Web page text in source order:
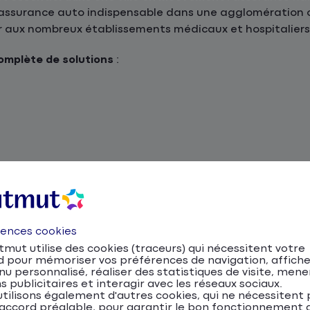
auto indispensable dans une
nombreux établissements médicaux et
de solutions :
, plus de
personnalisé !
moto, scooter et
ses rues historiques, ses boulevards animés et
bus) et l’essor des mobilités douces (pistes
moyens de transport prisés pour se déplacer
cookies
utilise des cookies (traceurs) qui nécessitent votre
pour mémoriser vos préférences de navigation,
personnalisé, réaliser des statistiques de visite,
publicitaires et interagir avec les réseaux sociaux.
également d'autres cookies, qui ne nécessitent
préalable, pour garantir le bon fonctionnement